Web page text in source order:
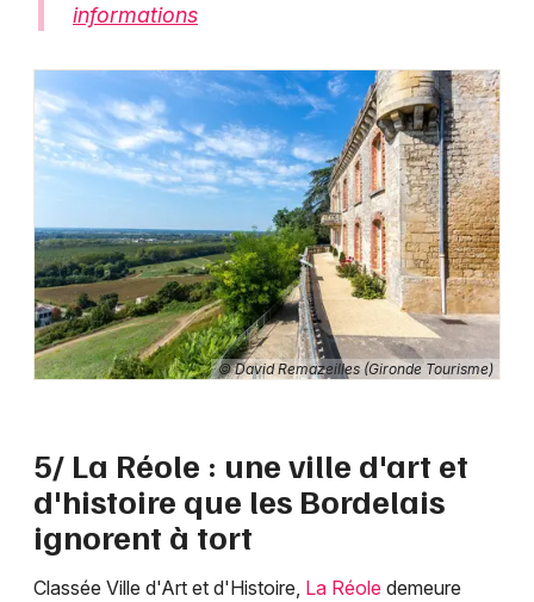
informations
© David Remazeilles (Gironde Tourisme)
5/ La Réole : une ville d'art et
d'histoire que les Bordelais
ignorent à tort
Classée Ville d'Art et d'Histoire, La Réole demeure